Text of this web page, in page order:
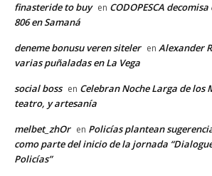
finasteride to buy en CODOPESCA
806 en Samaná
deneme bonusu veren siteler en Alexander
varias puñaladas en La Vega
social boss en Celebran Noche Larga de los
teatro, y artesanía
melbet_zhOr en Policías plantean
como parte del inicio de la jornada
Policías”